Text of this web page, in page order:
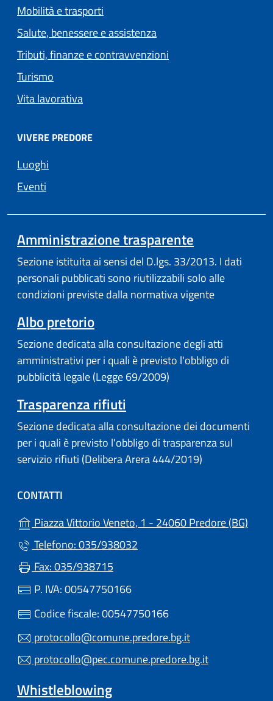
Mobilità e trasporti
Salute, benessere e assistenza
Tributi, finanze e contravvenzioni
Turismo
Vita lavorativa
VIVERE PREDORE
Luoghi
Eventi
Amministrazione trasparente
Sezione istituita ai sensi del D.lgs. 33/2013. I dati
personali pubblicati sono riutilizzabili solo alle
condizioni previste dalla normativa vigente
Albo pretorio(apre in un'altra scheda).
Sezione dedicata alla consultazione degli atti
amministrativi per i quali è previsto l'obbligo di
pubblicità legale (Legge 69/2009)
Trasparenza rifiuti
Sezione dedicata alla consultazione dei documenti
per i quali è previsto l'obbligo di trasparenza sul
servizio rifiuti (Delibera Arera 444/2019)
CONTATTI
Piazza Vittorio Veneto, 1 - 24060 Predore (BG)
Telefono: 035/938032
Fax: 035/938715
P. IVA: 00547750166
Codice fiscale: 00547750166
protocollo@comune.predore.bg.it
protocollo@pec.comune.predore.bg.it
Whistleblowing